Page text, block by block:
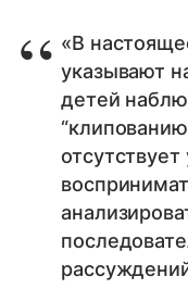
«В
указывают
детей